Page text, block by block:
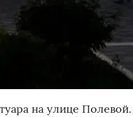
на улице Полевой.